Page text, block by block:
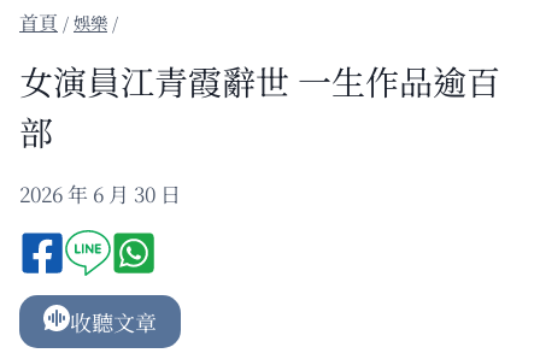
/娛樂 /
女演員江青霞辭世 一生作品逾百
部
2026 年 6 月 30 日
收聽文章